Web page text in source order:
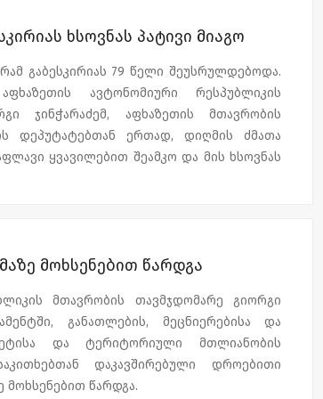
ესწრებოდნენ.
მთავრობის ინიციატივით მსგავსი
იმართება.
სოხუმიდან 2017 წელს
დიღმის ძმათა სასაფლაოზე დაკრძალეს.
საქართველოს ეროვნული გმირის წოდება
ხსოვნას პატივი მიაგო
გაბესკირიას 79 წელი შეუსრულდებოდა.
ავტონომიური რესპუბლიკის
ჯინჭარაძემ, აფხაზეთის მთავრობის
დეპუტატებთან ერთად, დიღმის ძმათა
ყვავილებით შეამკო და მის ხსოვნას
სოხუმიდან 2017 წელს
დიღმის ძმათა სასაფლაოზე დაკრძალეს.
საქართველოს ეროვნული გმირის წოდება
მოხსენებით წარდგა
მთავრობის თავმჯდომარე გიორგი
განათლების, მეცნიერებისა და
და ტერიტორიული მთლიანობის
დაკავშირებული დროებითი
მოხსენებით წარდგა.